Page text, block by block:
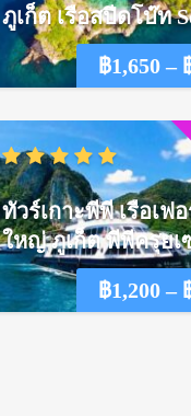
฿1,650 –
ภูเก็ต เรือสปีดโบ๊ท
฿1,200 –
ทัวร์เกาะพีพี เรือเฟอ
ใหญ่ ภูเก็ต พีพีครุยเ